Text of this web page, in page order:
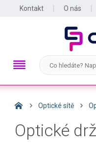
Kontakt O nás
Optické sítě
Optické